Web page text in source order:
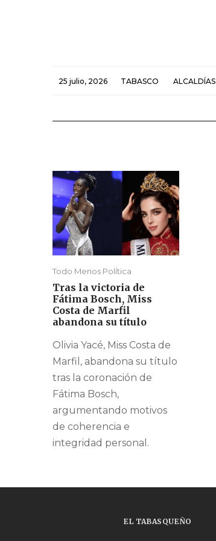
25 julio, 2026 TABASCO ALCALDÍAS
Todo Menos Política
Tras la victoria de
Fátima Bosch, Miss
Costa de Marfil
abandona su título
Olivia Yacé, Miss Costa de
Marfil, abandona su título
tras la coronación de
Fátima Bosch,
argumentando motivos
de coherencia e
integridad personal.
EL TABASQUEÑO